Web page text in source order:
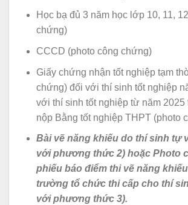
Học bạ đủ 3 năm học lớp 10, 11,
chứng)
CCCD (photo công chứng)
Giấy chứng nhận tốt nghiệp tạm
chứng) đối với thí sinh tốt nghiệp
với thí sinh tốt nghiệp từ năm
nộp Bằng tốt nghiệp THPT (photo
Bài vẽ năng khiếu do thí sinh tự
với phương thức 2) hoặc Photo
phiếu báo điểm thi vẽ năng
trường tổ chức thi cấp cho thí
với phương thức 3).